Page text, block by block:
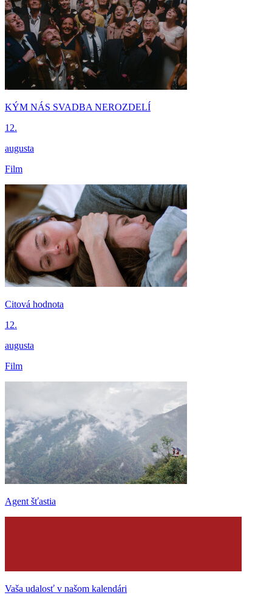
KÝM NÁS SVADBA NEROZDELÍ
12.
augusta
Film
Citová hodnota
12.
augusta
Film
Agent šťastia
Vaša udalosť v našom kalendári